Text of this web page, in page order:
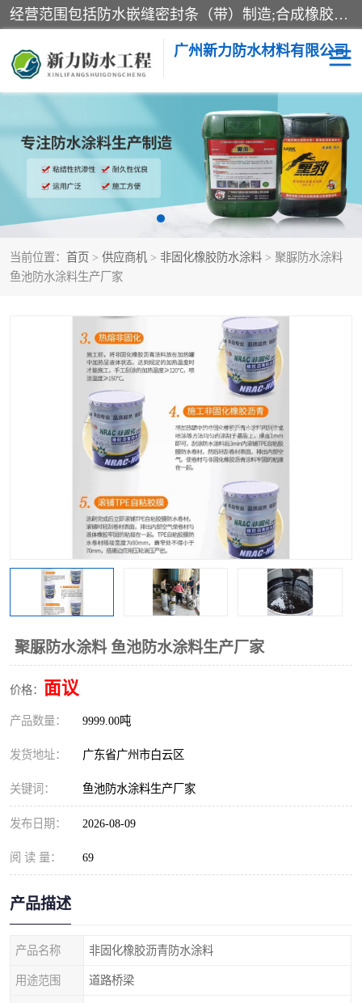
经营范围包括防水嵌缝密封条（带）制造;合成橡胶制造（监控化学品、危险化学品除外）;沥青混合物制造;防水胶粘带制造;其他合成材料制造（监控化学品、危险化学品除外）;涂料制造（监控化学品、危险化学品除外）;建筑结构防水补漏;防水建筑材料制造;粘合剂制造（监控化学品、危险化学品除外）;涂料零售;广州新力防水材料有限公司具有1处分支机构。
广州新力防水材料有限公司
当前位置： 首页 > 供应商机 > 非固化橡胶防水涂料 > 聚脲防水涂料
鱼池防水涂料生产厂家
聚脲防水涂料 鱼池防水涂料生产厂家
价格： 面议
产品数量： 9999.00吨
发货地址： 广东省广州市白云区
关键词： 鱼池防水涂料生产厂家
发布日期： 2026-08-09
阅 读 量： 69
产品描述
产品名称 非固化橡胶沥青防水涂料
用途范围 道路桥梁
黑豹防水胶 建筑108胶水
乳化沥青防水涂料 自粘卷材
非固化橡胶防水涂料